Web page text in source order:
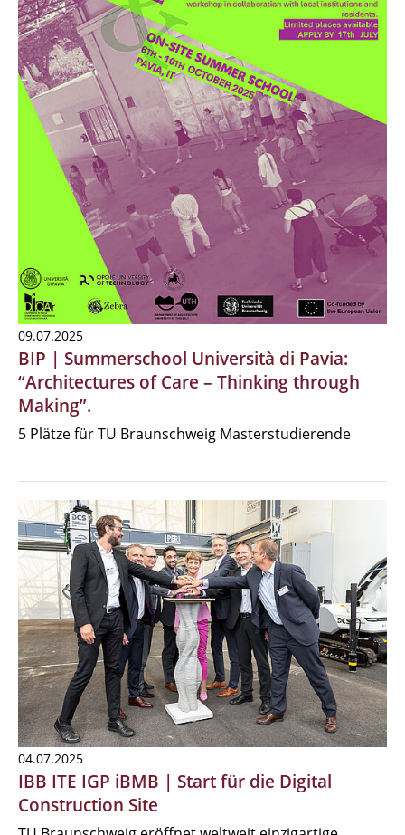
09.07.2025
BIP | Summerschool Università di Pavia:
“Architectures of Care – Thinking through
Making”.
5 Plätze für TU Braunschweig Masterstudierende
04.07.2025
IBB ITE IGP iBMB | Start für die Digital
Construction Site